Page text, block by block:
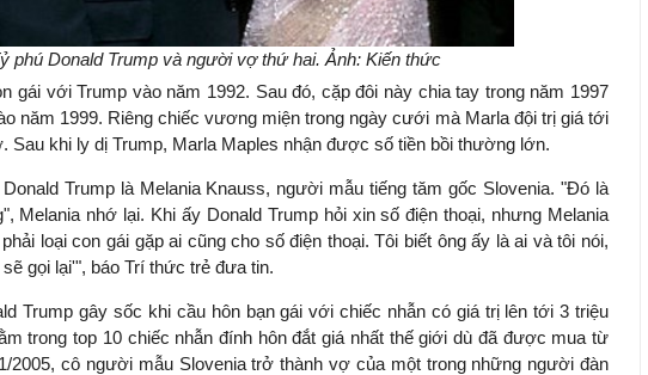
phú Donald Trump và người vợ thứ hai. Ảnh: Kiến thức
gái với Trump vào năm 1992. Sau đó, cặp đôi này chia tay trong năm 1997
năm 1999. Riêng chiếc vương miện trong ngày cưới mà Marla đội trị giá tới
Sau khi ly dị Trump, Marla Maples nhận được số tiền bồi thường lớn.
Trump là Melania Knauss, người mẫu tiếng tăm gốc Slovenia."Đó là
Melania nhớ lại. Khi ấy Donald Trump hỏi xin số điện thoại, nhưng Melania
loại con gái gặp ai cũng cho số điện thoại. Tôi biết ông ấy là ai và tôi nói,
gọi lại'", báo Trí thức trẻ đưa tin.
Trump gây sốc khi cầu hôn bạn gái với chiếc nhẫn có giá trị lên tới 3 triệu
trong top 10 chiếc nhẫn đính hôn đắt giá nhất thế giới dù đã được mua từ
2005, cô người mẫu Slovenia trở thành vợ của một trong những người đàn